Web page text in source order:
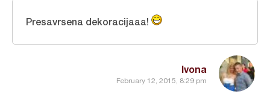
Ivona
February 12, 2015, 8:29 pm
Presavrsena dekoracijaaa!